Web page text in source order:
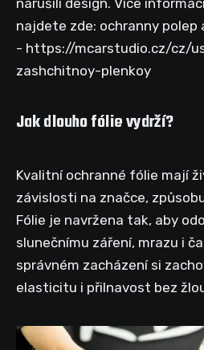
narušili design. Více
najdete zde: ochranny polep
- https://mcarstudio.cz/cz/
zashchitnoy-plenkoy
Jak dlouho fólie vydrží?
Kvalitní ochranné fólie mají
závislosti na značce,
Fólie je navržena tak, aby
slunečnímu záření, mrazu i
správném zacházení si
elasticitu i přilnavost bez